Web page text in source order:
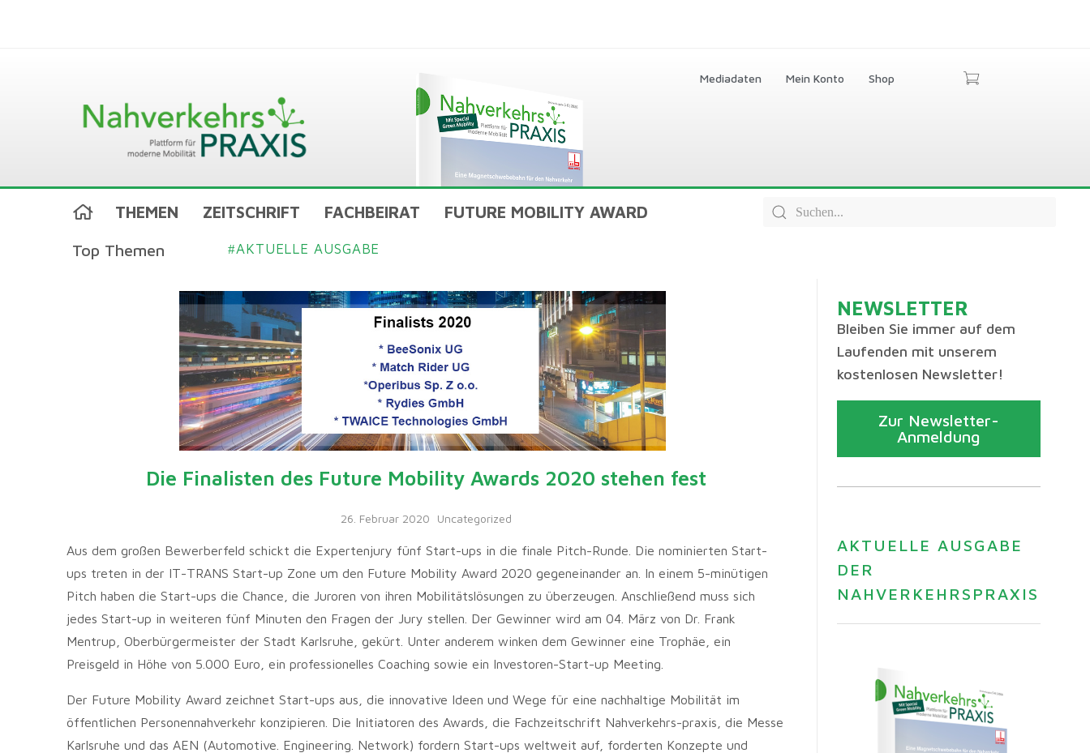
Mediadaten Mein Konto Shop
THEMEN ZEITSCHRIFT FACHBEIRAT FUTURE MOBILITY AWARD
Top Themen #AKTUELLE AUSGABE
Die Finalisten des Future Mobility Awards 2020 stehen fest
26. Februar 2020 Uncategorized
Aus dem großen Bewerberfeld schickt die Expertenjury fünf Start-ups in die finale Pitch-Runde. Die nominierten Start-
ups treten in der IT-TRANS Start-up Zone um den Future Mobility Award 2020 gegeneinander an. In einem 5-minütigen
Pitch haben die Start-ups die Chance, die Juroren von ihren Mobilitätslösungen zu überzeugen. Anschließend muss sich
jedes Start-up in weiteren fünf Minuten den Fragen der Jury stellen. Der Gewinner wird am 04. März von Dr. Frank
Mentrup, Oberbürgermeister der Stadt Karlsruhe, gekürt. Unter anderem winken dem Gewinner eine Trophäe, ein
Preisgeld in Höhe von 5.000 Euro, ein professionelles Coaching sowie ein Investoren-Start-up Meeting.
Der Future Mobility Award zeichnet Start-ups aus, die innovative Ideen und Wege für eine nachhaltige Mobilität im
öffentlichen Personennahverkehr konzipieren. Die Initiatoren des Awards, die Fachzeitschrift Nahverkehrs-praxis, die Messe
Karlsruhe und das AEN (Automotive. Engineering. Network) fordern Start-ups weltweit auf, forderten Konzepte und
NEWSLETTER
Bleiben Sie immer auf dem
Laufenden mit unserem
kostenlosen Newsletter!
Zur Newsletter-
Anmeldung
AKTUELLE AUSGABE
DER
NAHVERKEHRSPRAXIS